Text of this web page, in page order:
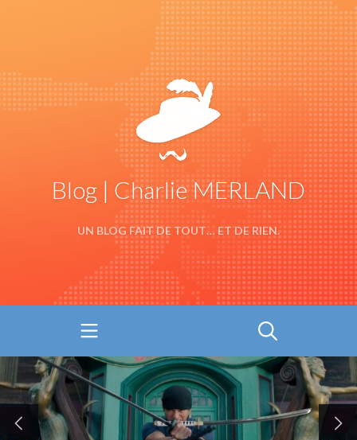
Blog | Charlie MERLAND
UN BLOG FAIT DE TOUT… ET DE RIEN.